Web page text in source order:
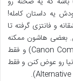
یه داستان کامله!
و فانتزی گرفته تا
بعضی هاشون ممکنه
دنیای اصلی رو دست نخورده نگه دارن (Canon Compliant) و فقط
رو عوض کنن و فقط